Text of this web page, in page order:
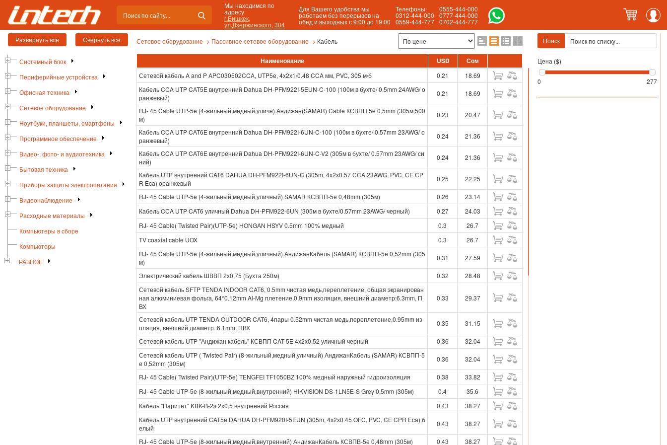
Мы находимся по
адресу
г.Бишкек,
ул.Дзержинского, 304
Для Вашего удобства мы
работаем без перерывов на
обед и выходных с 9:00 до 19:00
Телефоны:
0312-444-000
0559-444-777
0555-444-000
0777-444-000
0702-444-777
Системный блок
Периферийные устройства
Офисная техника
Сетевое оборудование
Ноутбуки, планшеты, смартфоны
Программное обеспечение
Видео-, фото- и аудиотехника
Бытовая техника
Приборы защиты электропитания
Видеонаблюдение
Расходные материалы
Компьютеры в сборе
Компьютеры
РАЗНОЕ
Сетевое оборудование -> Пассивное сетевое оборудование -> Кабель
Наименование USD Сом
Сетевой кабель A and P APC030502CCA, UTP5e, 4x2х1/0.48 CCA мм, PVC, 305 м/б 0.21
18.69
Кабель CCA UTP CAT5E внутренний Dahua DH-PFM922I-5EUN-C-100 (100м в бухте/ 0.5mm 24AWG/ о
ранжевый)
0.21 18.69
RJ- 45 Cable UTP-5e (4-жильный,медный,уличн) Андижан(SAMAR) Cable КСВПП 5е 0,5mm (305м,500
м)
0.23 20.47
Кабель CCA UTP CAT6E внутренний Dahua DH-PFM922I-6UN-C-100 (100м в бухте/ 0.57mm 23AWG/ о
ранжевый)
0.24 21.36
Кабель CCA UTP CAT6E внутренний Dahua DH-PFM922I-6UN-C-V2 (305м в бухте/ 0.57mm 23AWG/ си
ний)
0.24 21.36
Кабель UTP внутренний CAT6 DAHUA DH-PFM922I-6UN-C (305m, 4х2х0.57 CCA 23AWG, PVC, CE CP
R Eca) оранжевый
0.25 22.25
RJ- 45 Cable UTP-5e (4-жильный,медный,уличный) SAMAR КСВПП-5е 0,48mm (305м) 0.26
23.14
Кабель CCA UTP CAT6 уличный Dahua DH-PFM922-6UN (305м в бухте/0.57mm 23AWG/ черный)
0.27
24.03
RJ- 45 Cable( Twisted Pair)(UTP-5e) HONGAN HSYV 0.5mm 100% медный
0.3
26.7
TV coaxial cable UOX
0.3
26.7
RJ- 45 Cable UTP-5e (4-жильный,медный,уличный) АндижанКабель (SAMAR) КСВПП-5е 0,52mm (305
м)
0.31 27.59
Электрический кабель ШВВП 2х0,75 (Бухта 250м) 0.32
28.48
Сетевой кабель SFTP TENDA INDOOR CAT6, 0.5mm чистая медь,переплетение, общая экранирован
ная алюминиевая фольга, 64*0.12mm Al-Mg плетение,0.9mm изоляция, внешний диаметр:6.3mm, П
ВХ
0.33 29.37
Сетевой кабель UTP TENDA OUTDOOR CAT6, 4пары 0.52mm чистая медь,переплетение,0.95mm из
оляция, внешний диаметр.:6.1mm, ПВХ
0.35 31.15
Сетевой кабель UTP "Андижан кабель" КСВПП CAT-5E 4х2х0.52 уличный черный 0.36
32.04
Сетевой кабель UTP ( Twisted Pair) (8-жильный,медный,уличный) АндижанКабель (SAMAR) КСВПП-5
е 0,52mm (305м)
0.36 32.04
RJ- 45 Cable( Twisted Pair)(UTP-5e) TENGFEI TF1050BZ 100% медный наружный гидроизоляция 0.38
33.82
RJ- 45 Cable UTP-5e (8-жильный,медный,внутренний) HIKVISION DS-1LN5E-S Grey 0,5mm (305м)
0.4
35.6
Кабель "Паритет" KBK-B-2э 2х0,5 внутренний Россия
0.43
38.27
Кабель UTP внутренний CAT5e DAHUA DH-PFM920I-5EUN (305m, 4х2х0.45 OFC, PVC, CE CPR Eca) б
елый
0.43 38.27
RJ- 45 Cable UTP-5e (8-жильный,медный,внутренний) АндижанКабель КСВПВ-5е 0,48mm (305м) 0.43 38.27
Поиск
Цена ($)
0 277